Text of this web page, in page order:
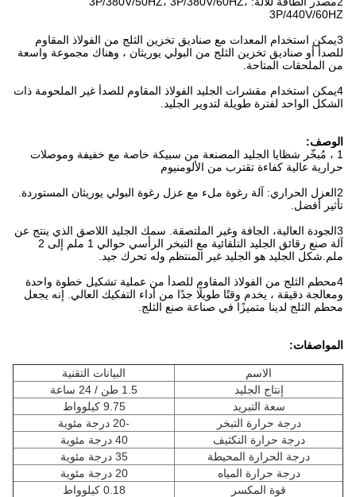
3P/440V/60HZ
3يمكن استخدام المعدات مع صناديق تخزين الثلج من الفولاذ المقاوم
للصدأ أو صناديق تخزين الثلج من البولي يوريثان ، وهناك مجموعة واسعة
من الملحقات المتاحة.
4يمكن استخدام مقشرات الجليد الفولاذ المقاوم للصدأ غير الملحومة ذات
الشكل الواحد لفترة طويلة لتدوير الجليد.
الوصف:
1 ، مُبخّر شظايا الجليد المصنعة من سبيكة خاصة مع خفيفة وموصلات
حرارية عالية كفاءة تقترب من الألومنيوم
2العزل الحراري: آلة رغوة ملء مع عزل رغوة البولي يوريثان المستوردة.
تأثير أفضل.
3الجودة العالية، الجافة وغير الملتصقة. سمك الجليد اللاصق الذي ينتج عن
آلة صنع رقائق الجليد التلقائية مع التبخر الرأسي حوالي 1 ملم إلى 2
ملم.شكل الجليد هو الجليد غير المنتظم وله تحرك جيد.
4محطم الثلج من الفولاذ المقاوم للصدأ من عملية تشكيل خطوة واحدة
ومعالجة دقيقة ، يخدم وقتًا طويلًا جدًا من أداء التفكيك العالي. إنه يجعل
محطم الثلج لدينا متميزًا في صناعة صنع الثلج.
المواصفات:
الاسم
البيانات التقنية
إنتاج الجليد
1.5 طن / 24 ساعة
سعة التبريد
9.75 كيلوواط
درجة حرارة التبخر
-20 درجة مئوية
درجة حرارة التكثيف
40 درجة مئوية
درجة الحرارة المحيطة
35 درجة مئوية
درجة حرارة المياه
20 درجة مئوية
قوة المكسر
0.18 كيلوواط